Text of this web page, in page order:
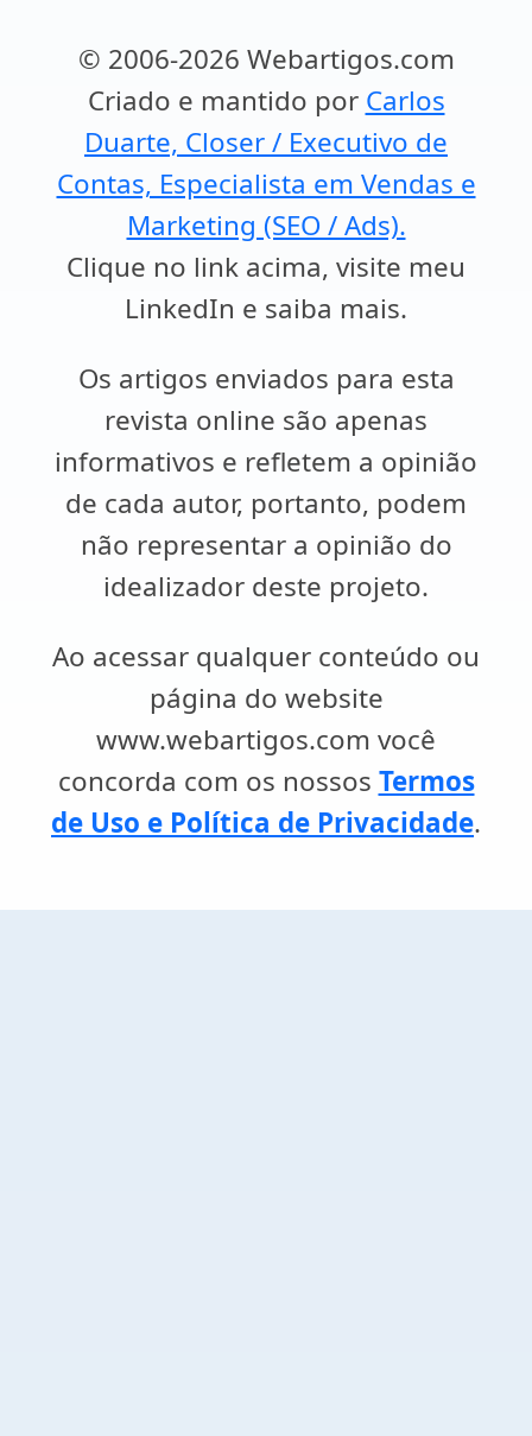
© 2006-2026 Webartigos.com
Criado e mantido por Carlos
Duarte, Closer / Executivo de
Contas, Especialista em Vendas e
Marketing (SEO / Ads).
Clique no link acima, visite meu
LinkedIn e saiba mais.
Os artigos enviados para esta
revista online são apenas
informativos e refletem a opinião
de cada autor, portanto, podem
não representar a opinião do
idealizador deste projeto.
Ao acessar qualquer conteúdo ou
página do website
www.webartigos.com você
concorda com os nossos Termos
de Uso e Política de Privacidade.